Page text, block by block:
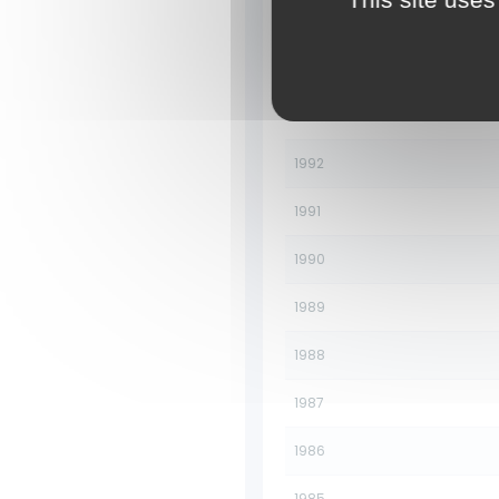
1992
1991
1990
1989
1988
1987
1986